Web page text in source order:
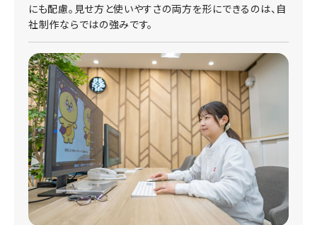
にも配慮。見せ方と使いやすさの両方を形にできるのは、自
社制作ならではの強みです。